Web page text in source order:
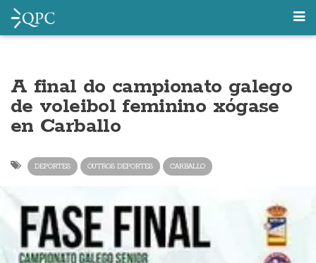
A final do campionato galego
de voleibol feminino xógase
en Carballo
DEPORTES OUTROS DEPORTES CARBALLO